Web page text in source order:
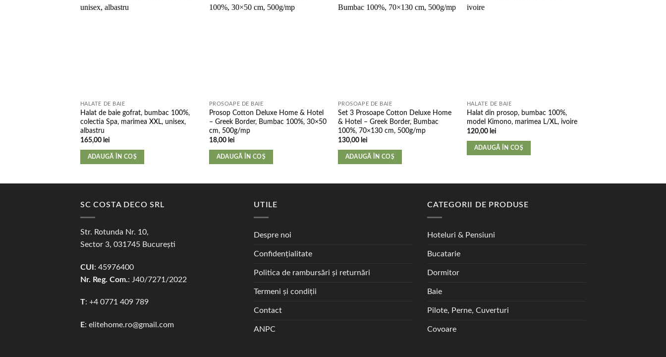
HALATE DE BAIE
Halat de baie gofrat, bumbac 100%,
colectia Spa, marimea XXL, unisex,
albastru
165,00 lei
ADAUGĂ ÎN COȘ
PROSOAPE DE BAIE
Prosop Cotton Deluxe Home & Hotel
– Greek Border, Bumbac 100%, 30×50
cm, 500g/mp
18,00 lei
ADAUGĂ ÎN COȘ
Add to
wishlist
PROSOAPE DE BAIE
Set 3 Prosoape Cotton Deluxe Home
& Hotel – Greek Border, Bumbac
100%, 70×130 cm, 500g/mp
130,00 lei
ADAUGĂ ÎN COȘ
HALATE DE BAIE
Halat din prosop, bumbac 100%,
model Kimono, marimea L/XL, ivoire
120,00 lei
ADAUGĂ ÎN COȘ
SC COSTA DECO SRL
Str. Rotunda Nr. 10,
Sector 3, 031745 București
CUI : 45976400
Nr. Reg. Com.: J40/7271/2022
T: +4 0771 409 789
E: elitehome.ro@gmail.com
UTILE
Despre noi
Confidențialitate
Politica de rambursări și returnări
Termeni și condiții
Contact
ANPC
CATEGORII DE PRODUSE
Hoteluri & Pensiuni
Bucatarie
Dormitor
Baie
Pilote, Perne, Cuverturi
Covoare